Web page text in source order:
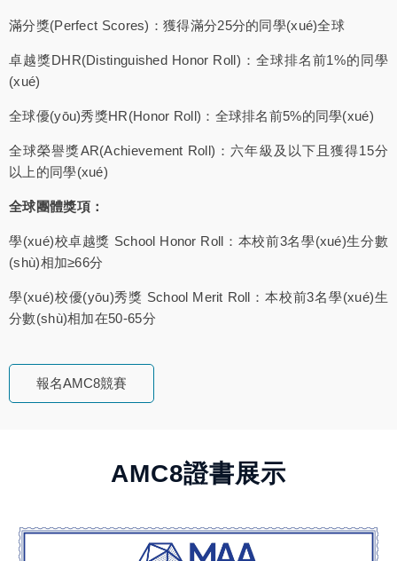
滿分獎(Perfect Scores)：獲得滿分25分的同學(xué)全球
卓越獎DHR(Distinguished Honor Roll)：全球排名前1%的同學
(xué)
全球優(yōu)秀獎HR(Honor Roll)：全球排名前5%的同學(xué)
全球榮譽獎AR(Achievement Roll)：六年級及以下且獲得15分
以上的同學(xué)
全球團體獎項：
學(xué)校卓越獎 School Honor Roll：本校前3名學(xué)生分數
(shù)相加≥66分
學(xué)校優(yōu)秀獎 School Merit Roll：本校前3名學(xué)生
分數(shù)相加在50-65分
報名AMC8競賽
AMC8證書展示